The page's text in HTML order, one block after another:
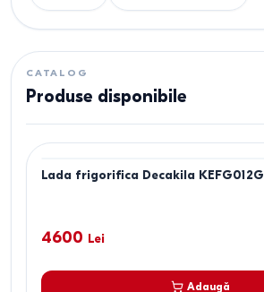
CATALOG
Produse disponibile
Lada frigorifica Decakila KEFG012G
4600 Lei
Adaugă